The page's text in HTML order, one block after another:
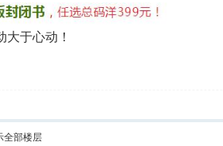
于心动！
全部楼层